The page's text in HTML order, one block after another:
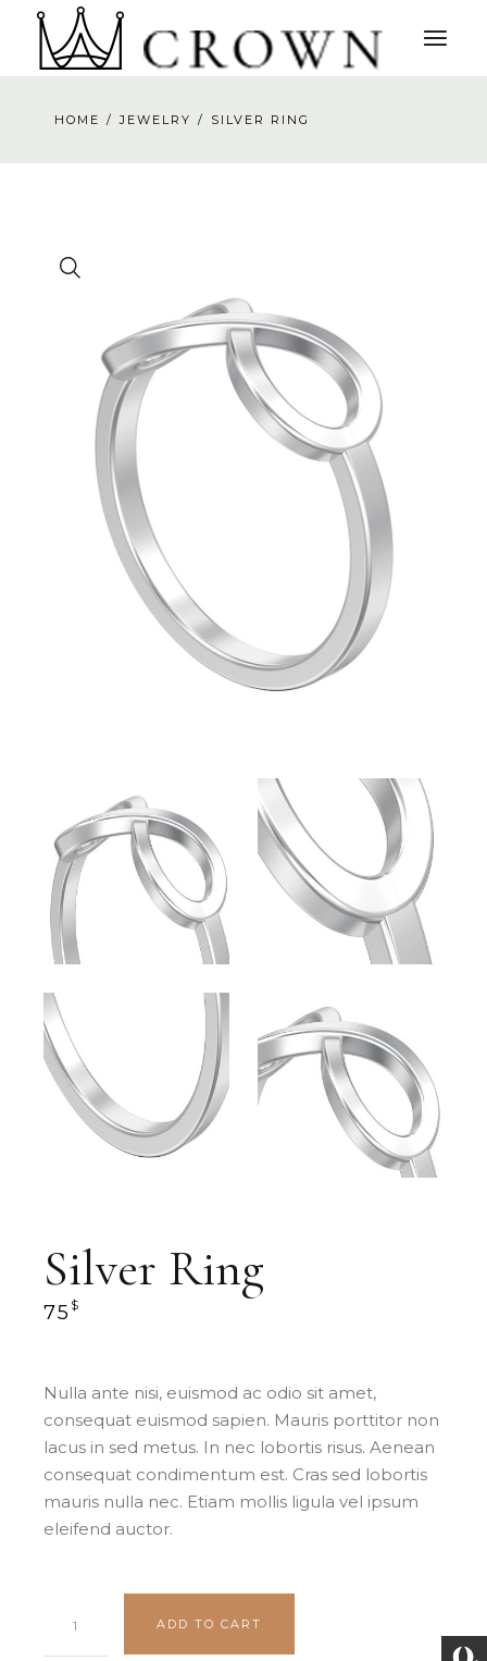
HOME JEWELRY SILVER RING
Silver Ring
75 $
Nulla ante nisi, euismod ac odio sit amet,
consequat euismod sapien. Mauris porttitor non
lacus in sed metus. In nec lobortis risus. Aenean
consequat condimentum est. Cras sed lobortis
mauris nulla nec. Etiam mollis ligula vel ipsum
eleifend auctor.
ADD TO CART